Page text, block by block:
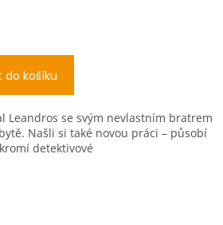
do košíku
Leandros se svým nevlastním bratrem
Našli si také novou práci – působí
detektivové